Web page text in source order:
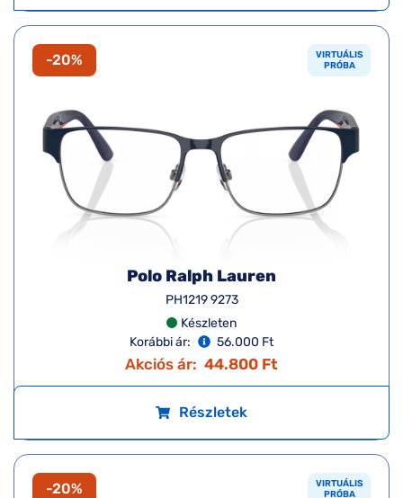
-20%
VIRTUÁLIS
PRÓBA
Polo Ralph Lauren
PH1219 9273
Készleten
Korábbi ár:
56.000 Ft
Akciós ár: 44.800 Ft
Részletek
-20%
VIRTUÁLIS
PRÓBA